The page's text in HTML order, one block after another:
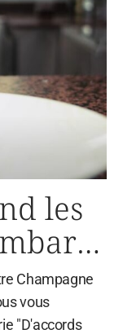
les
Champagne
vous
"D'accords